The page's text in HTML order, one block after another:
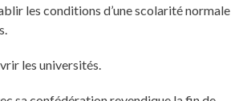
les conditions d’une scolarité normale
les universités.